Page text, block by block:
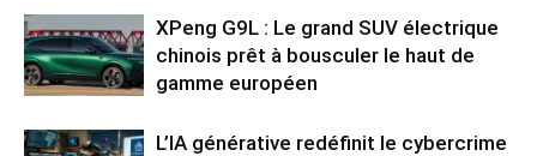
XPeng G9L : Le grand SUV électrique
chinois prêt à bousculer le haut de
gamme européen
L’IA générative redéfinit le cybercrime